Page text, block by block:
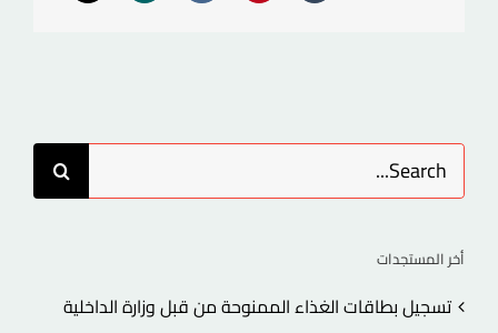
Search
for:
أخر المستجدات
تسجيل بطاقات الغذاء الممنوحة من قبل وزارة الداخلية